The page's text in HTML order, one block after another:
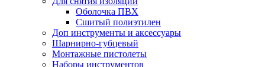
Оболочка ПВХ
Сшитый полиэтилен
Доп инструменты и аксессуары
Шарнирно-губцевый
Монтажные пистолеты
Наборы инструментов